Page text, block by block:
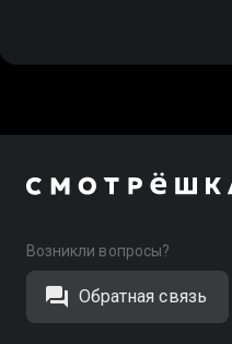
Возникли вопросы?
Обратная связь